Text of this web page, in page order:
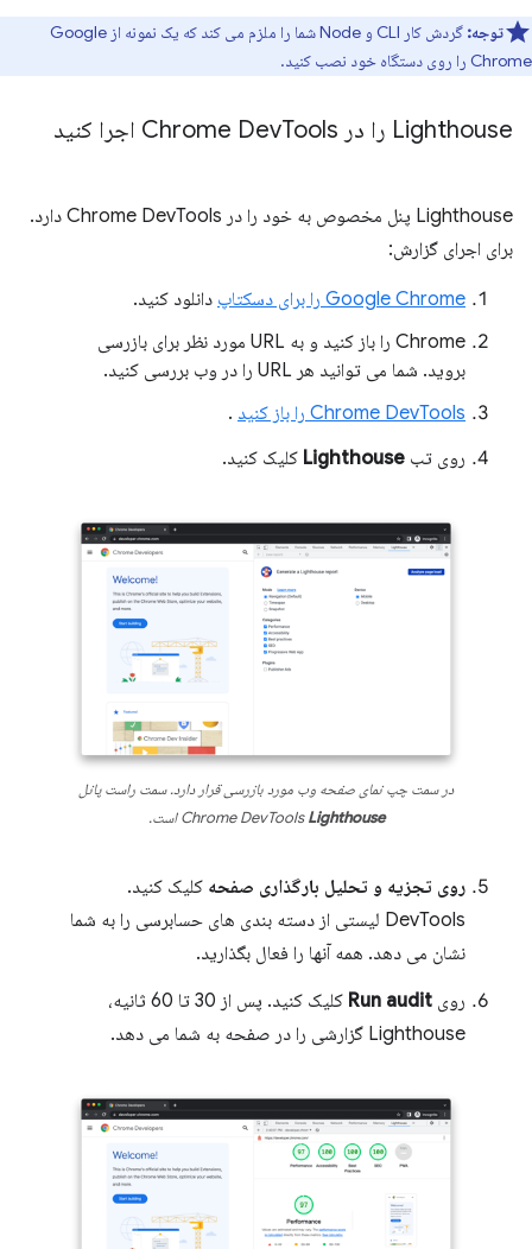
توجه:
گردش کار CLI و Node شما را ملزم می کند که یک نمونه از Google
Chrome را روی دستگاه خود نصب کنید.
Lighthouse را در Chrome Dev Tools اجرا کنید
Lighthouse پنل مخصوص به خود را در Chrome DevTools دارد.
برای اجرای گزارش:
Google Chrome را برای دسکتاپ
دانلود کنید.
Chrome را باز کنید و به URL مورد نظر برای بازرسی
بروید. شما می توانید هر URL را در وب بررسی کنید.
Chrome DevTools را باز کنید
.
روی تب Lighthouse کلیک کنید.
در سمت چپ نمای صفحه وب مورد بازرسی قرار دارد. سمت راست پانل
Chrome DevToolsLighthouse است.
روی تجزیه و تحلیل بارگذاری صفحه کلیک کنید.
DevTools لیستی از دسته بندی های حسابرسی را به شما
نشان می دهد. همه آنها را فعال بگذارید.
روی Run audit
کلیک کنید. پس از 30 تا 60 ثانیه،
Lighthouse گزارشی را در صفحه به شما می دهد.